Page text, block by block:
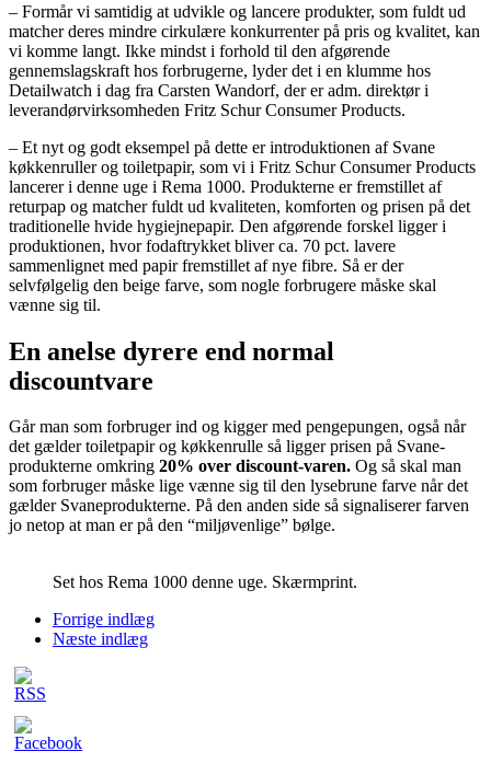
– Formår vi samtidig at udvikle og lancere produkter, som fuldt ud
matcher deres mindre cirkulære konkurrenter på pris og kvalitet, kan
vi komme langt. Ikke mindst i forhold til den afgørende
gennemslagskraft hos forbrugerne, lyder det i en klumme hos
Detailwatch i dag fra Carsten Wandorf, der er adm. direktør i
leverandørvirksomheden Fritz Schur Consumer Products.
– Et nyt og godt eksempel på dette er introduktionen af Svane
køkkenruller og toiletpapir, som vi i Fritz Schur Consumer Products
lancerer i denne uge i Rema 1000. Produkterne er fremstillet af
returpap og matcher fuldt ud kvaliteten, komforten og prisen på det
traditionelle hvide hygiejnepapir. Den afgørende forskel ligger i
produktionen, hvor fodaftrykket bliver ca. 70 pct. lavere
sammenlignet med papir fremstillet af nye fibre. Så er der
selvfølgelig den beige farve, som nogle forbrugere måske skal
vænne sig til.
En anelse dyrere end normal
discountvare
Går man som forbruger ind og kigger med pengepungen, også når
det gælder toiletpapir og køkkenrulle så ligger prisen på Svane-
produkterne omkring 20% over discount-varen. Og så skal man
som forbruger måske lige vænne sig til den lysebrune farve når det
gælder Svaneprodukterne. På den anden side så signaliserer farven
jo netop at man er på den “miljøvenlige” bølge.
Set hos Rema 1000 denne uge. Skærmprint.
Forrige indlæg
Næste indlæg